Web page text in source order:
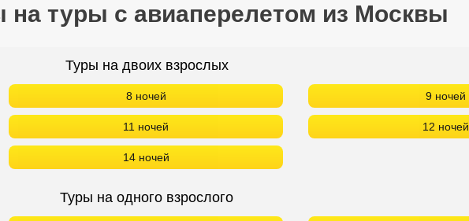
на туры с авиаперелетом из Москвы
Туры на двоих взрослых
8 ночей 9 ночей
11 ночей 12 ночей
14 ночей
Туры на одного взрослого